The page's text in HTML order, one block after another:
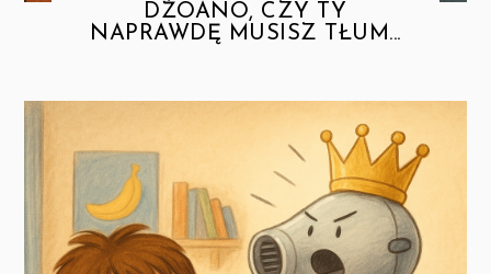
DŻOANO, CZY TY
NAPRAWDĘ MUSISZ TŁUM...